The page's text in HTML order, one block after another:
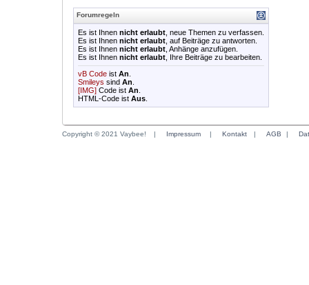
Forumregeln
Es ist Ihnen nicht erlaubt , neue Themen zu verfassen.
Es ist Ihnen nicht erlaubt , auf Beiträge zu antworten.
Es ist Ihnen nicht erlaubt , Anhänge anzufügen.
Es ist Ihnen nicht erlaubt , Ihre Beiträge zu bearbeiten.
vB Code ist An
Smileys sind An
[IMG] Code ist An
HTML-Code ist Aus
Copyright © 2021 Vaybee! | Impressum | Kontakt | AGB |